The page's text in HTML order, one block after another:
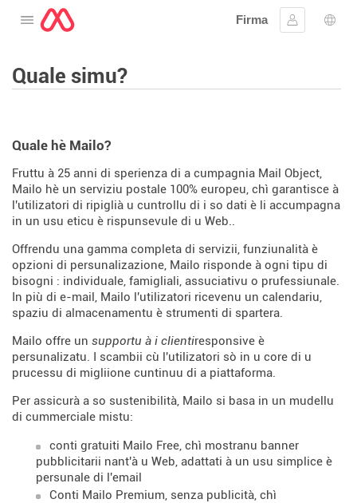
Apre u menu
Firma
Firmà lu
Quale simu?
Quale hè Mailo?
Fruttu à 25 anni di sperienza di a cumpagnia Mail Object,
Mailo hè un serviziu postale 100% europeu, chì garantisce à
l'utilizatori di ripiglià u cuntrollu di i so dati è li accumpagna
in un usu eticu è rispunsevule di u Web..
Offrendu una gamma completa di servizii, funziunalità è
opzioni di persunalizazione, Mailo risponde à ogni tipu di
bisogni : individuale, famigliali, assuciativu o prufessiunale.
In più di e-mail, Mailo l'utilizatori ricevenu un calendariu,
spaziu di almacenamentu è strumenti di spartera.
Mailo offre un supportu à i clientiresponsive è
persunalizatu. I scambii cù l'utilizatori sò in u core di u
prucessu di migliione cuntinuu di a piattaforma.
Per assicurà a so sustenibilità, Mailo si basa in un mudellu
di cummerciale mistu:
conti gratuiti Mailo Free, chì mostranu banner
pubblicitarii nant'à u Web, adattati à un usu simplice è
persunale di l'email
Conti Mailo Premium, senza publicità, chì